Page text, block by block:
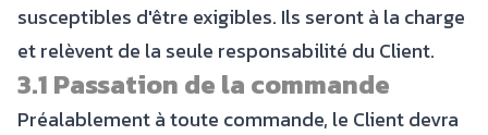
susceptibles d'être exigibles. Ils seront à la charge
et relèvent de la seule responsabilité du Client.
3.1 Passation de la commande
Préalablement à toute commande, le Client devra